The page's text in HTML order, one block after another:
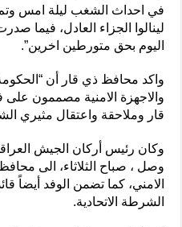
في احداث الشغب ليلة امس وتم
اليوم بحق متورطين اخرين”.
واكد محافظ ذي قار أن
والاجهزة الامنية مصممون
قار وملاحقة واعتقال مثيري
وكان رئيس أركان الجيش
وصل ، صباح الثلاثاء، الى
الامني، كما تضمن الوفد أيضاً
الشرطة الاتحادية.